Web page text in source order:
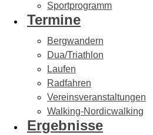
Sportprogramm
Termine
Bergwandern
Dua/Triathlon
Laufen
Radfahren
Vereinsveranstaltungen
Walking-Nordicwalking
Ergebnisse